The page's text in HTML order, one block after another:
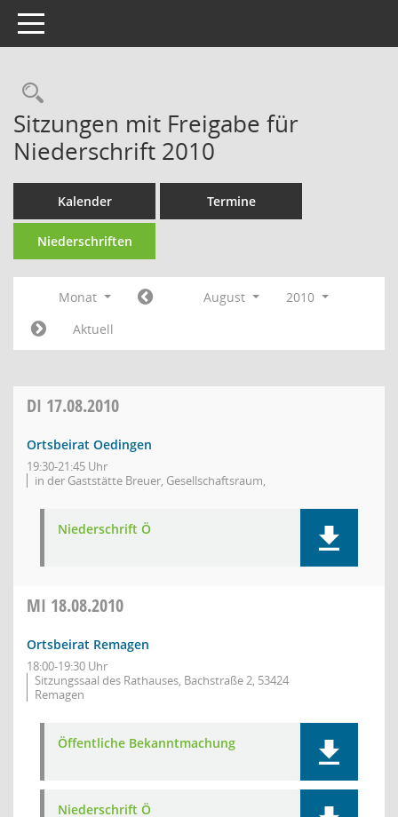
Toggle navigation
Rechercheauswahl
Sitzungen mit Freigabe für
Niederschrift 2010
Kalender Termine
Niederschriften
Monat August
2010
Aktuell
DI 17.08.2010
Ortsbeirat Oedingen
19:30-21:45 Uhr
in der Gaststätte Breuer, Gesellschaftsraum,
Niederschrift Ö
MI 18.08.2010
Ortsbeirat Remagen
18:00-19:30 Uhr
Sitzungssaal des Rathauses, Bachstraße 2, 53424
Remagen
Öffentliche Bekanntmachung
Niederschrift Ö